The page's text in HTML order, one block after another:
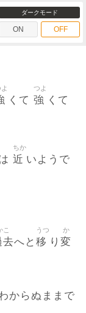
ダークモード
ON OFF
くて 強
つよ
くて
近
ちか
いようで
去
こ
へと 移
うつ
り 変
か
からぬままで